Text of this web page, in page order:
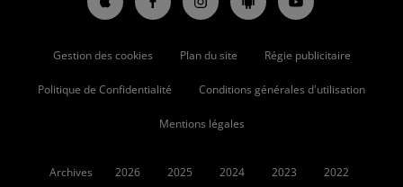
Gestion des cookies Plan du site Régie publicitaire
Politique de Confidentialité Conditions générales d'utilisation
Mentions légales
Archives 2026 2025 2024 2023 2022